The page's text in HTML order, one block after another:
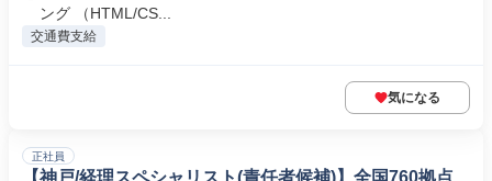
ング （HTML/CS...
交通費支給
気になる
正社員
【神戸/経理スペシャリスト(責任者候補)】全国760拠点